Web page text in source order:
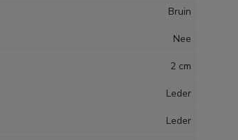
Bruin
Nee
2 cm
Leder
Leder